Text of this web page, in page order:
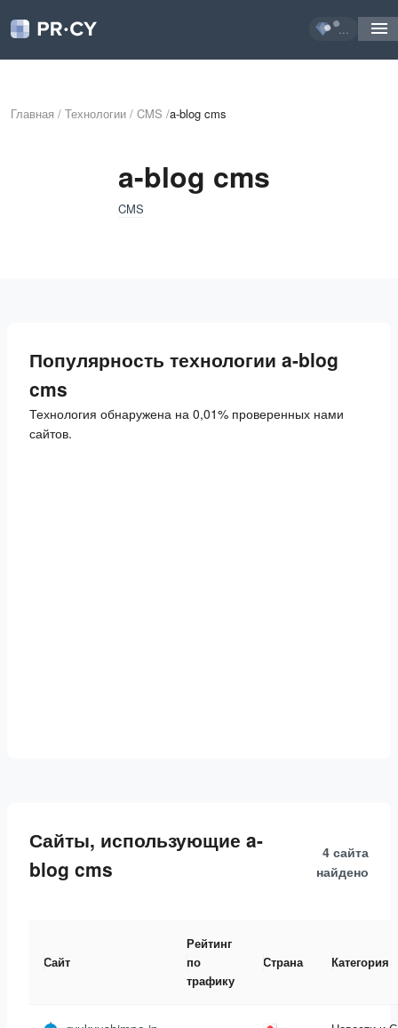
...
Главная / Технологии / CMS /a-blog cms
a-blog cms
CMS
Популярность технологии a-blog
cms
Технология обнаружена на 0,01% проверенных нами
сайтов.
Сайты, использующие a-
blog cms
4 сайта
найдено
Сайт
Рейтинг
по
трафику
Страна Категория